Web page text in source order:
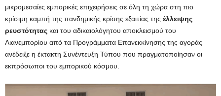
μικρομεσαίες εμπορικές επιχειρήσεις σε όλη τη χώρα στη πιο
κρίσιμη καμπή της πανδημικής κρίσης εξαιτίας της έλλειψης
ρευστότητας και του αδικαιολόγητου αποκλεισμού του
Λιανεμπορίου από τα Προγράμματα Επανεκκίνησης της αγοράς
ανέδειξε η έκτακτη Συνέντευξη Τύπου που πραγματοποίησαν οι
εκπρόσωποι του εμπορικού κόσμου.